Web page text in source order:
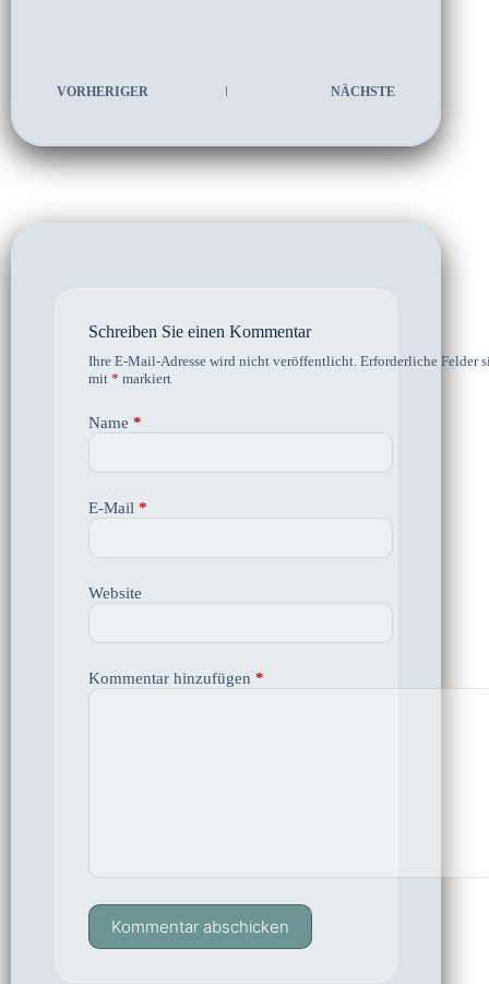
VORHERIGER NÄCHSTE
Schreiben Sie einen Kommentar
Ihre E-Mail-Adresse wird nicht veröffentlicht. Erforderliche Felder
mit * markiert
Name *
E-Mail *
Website
Kommentar hinzufügen *
Kommentar abschicken